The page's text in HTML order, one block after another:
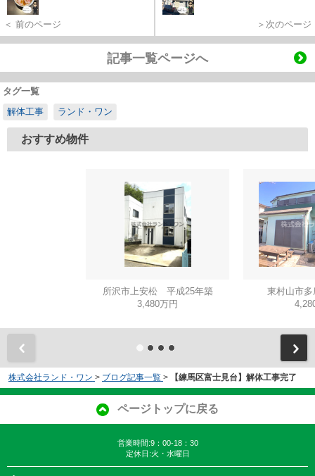
＜ 前のページ ＞次のページ
記事一覧ページへ
タグ一覧
解体工事
ランド・ワン
おすすめ物件
所沢市上安松 平成25年築
3,480万円
東村山市
株式会社ランド・ワン > ブログ記事一覧 > 【練馬区富士見台】解体工事完了
ページトップに戻る
営業時間:9：00-18：30
定休日:火・水曜日